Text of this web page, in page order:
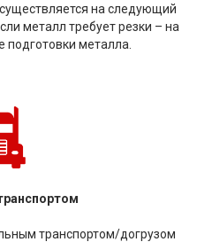
на следующий
металл требует резки – на
металла.
транспортом/догрузом